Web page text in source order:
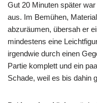
Gut 20 Minuten später war
aus. Im Bemühen,
abzuräumen, übersah er
mindestens eine
irgendwie durch einen
Partie komplett und ein
Schade, weil es bis dahin